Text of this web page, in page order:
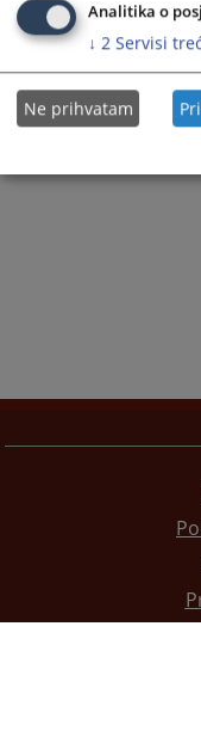
Analitika o
↓ 2 Servisi
Ne prihvatam